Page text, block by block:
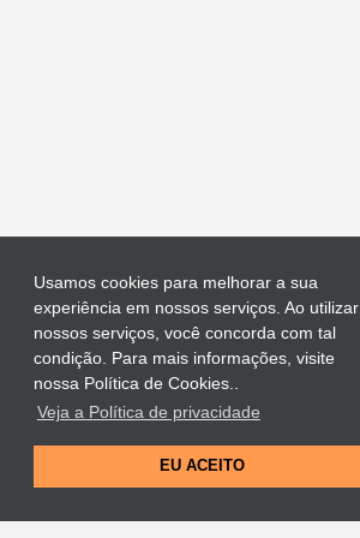
Usamos cookies para melhorar a sua
experiência em nossos serviços. Ao utilizar
nossos serviços, você concorda com tal
condição. Para mais informações, visite
nossa Política de Cookies..
Veja a Política de privacidade
EU ACEITO